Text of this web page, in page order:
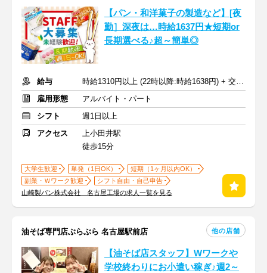
【パン・和洋菓子の製造など】[夜
勤］深夜は…時給1637円★短期or
長期選べる♪超～簡単◎
給与
時給1310円以上 (22時以降:時給1638円) + 交通費規定支給
雇用形態
アルバイト・パート
シフト
週1日以上
アクセス
上小田井駅
徒歩15分
大学生歓迎 単発（1日OK）
短期（1ヶ月以内OK）
副業・Ｗワーク歓迎
シフト自由・自己申告
山崎製パン株式会社 名古屋工場の求人一覧を見る
油そば専門店ぶらぶら 名古屋駅前店 他の店舗
【油そば店スタッフ】Wワークや
学校終わりにお小遣い稼ぎ♪週2～